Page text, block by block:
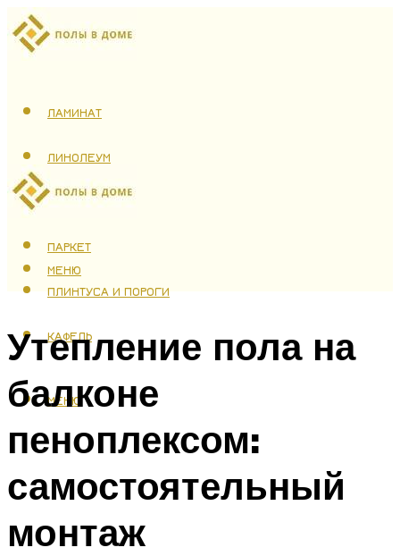
ЛАМИНАТ
ЛИНОЛЕУМ
ТЕПЛЫЙ ПОЛ
ПАРКЕТ
ПЛИНТУСА И ПОРОГИ
КАФЕЛЬ
МЕНЮ
МЕНЮ
Утепление пола на
балконе
пеноплексом:
самостоятельный
монтаж